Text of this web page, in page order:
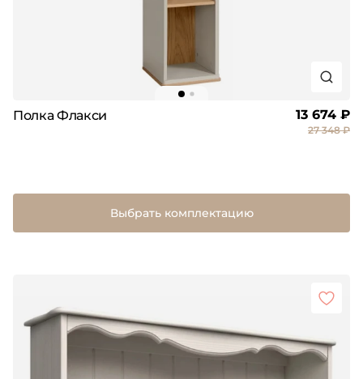
Полка Флакси 13 674 ₽
27 348 ₽
Выбрать комплектацию